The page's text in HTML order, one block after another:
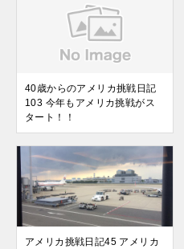
40歳からのアメリカ挑戦日記
103 今年もアメリカ挑戦がス
タート！！
アメリカ挑戦日記45 アメリカ